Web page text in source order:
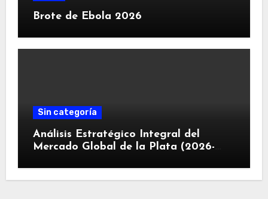
Brote de Ebola 2026
Sin categoría
Análisis Estratégico Integral del
Mercado Global de la Plata (2026-
Estructural, Revolución Industrial